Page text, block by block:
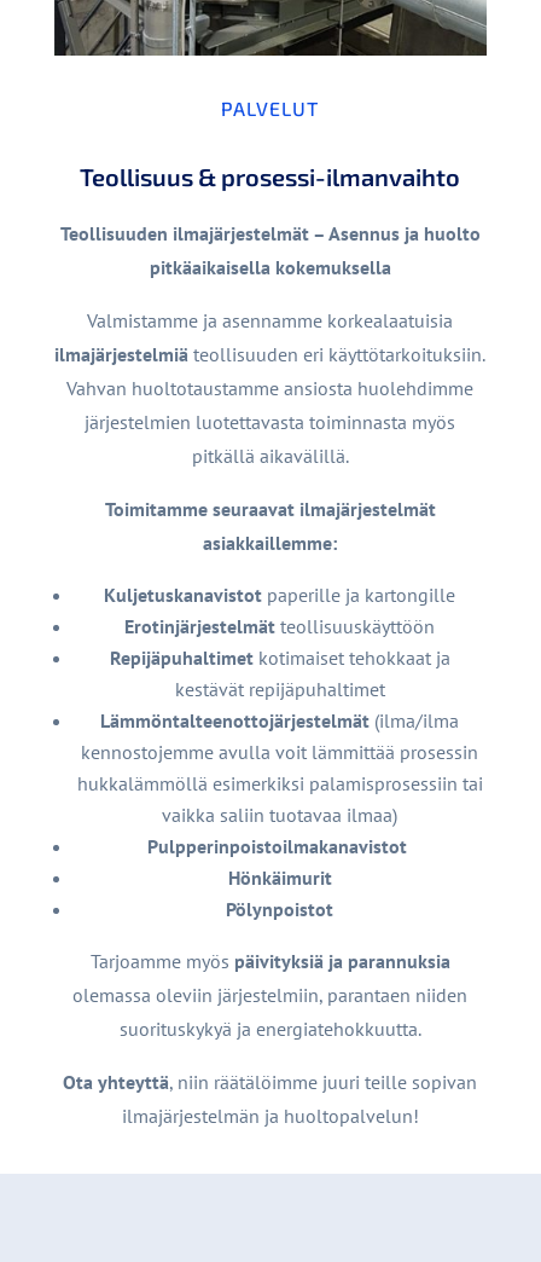
PALVELUT
Teollisuus & prosessi-ilmanvaihto
Teollisuuden ilmajärjestelmät – Asennus ja huolto
pitkäaikaisella kokemuksella
Valmistamme ja asennamme korkealaatuisia
ilmajärjestelmiä teollisuuden eri käyttötarkoituksiin.
Vahvan huoltotaustamme ansiosta huolehdimme
järjestelmien luotettavasta toiminnasta myös
pitkällä aikavälillä.
Toimitamme seuraavat ilmajärjestelmät
asiakkaillemme:
Kuljetuskanavistot paperille ja kartongille
Erotinjärjestelmät teollisuuskäyttöön
Repijäpuhaltimetkotimaiset tehokkaat ja
kestävät repijäpuhaltimet
Lämmöntalteenottojärjestelmät (ilma/ilma
kennostojemme avulla voit lämmittää prosessin
hukkalämmöllä esimerkiksi palamisprosessiin tai
vaikka saliin tuotavaa ilmaa)
Pulpperinpoistoilmakanavistot
Hönkäimurit
Pölynpoistot
Tarjoamme myös päivityksiä ja parannuksia
olemassa oleviin järjestelmiin, parantaen niiden
suorituskykyä ja energiatehokkuutta.
Ota yhteyttä, niin räätälöimme juuri teille sopivan
ilmajärjestelmän ja huoltopalvelun!